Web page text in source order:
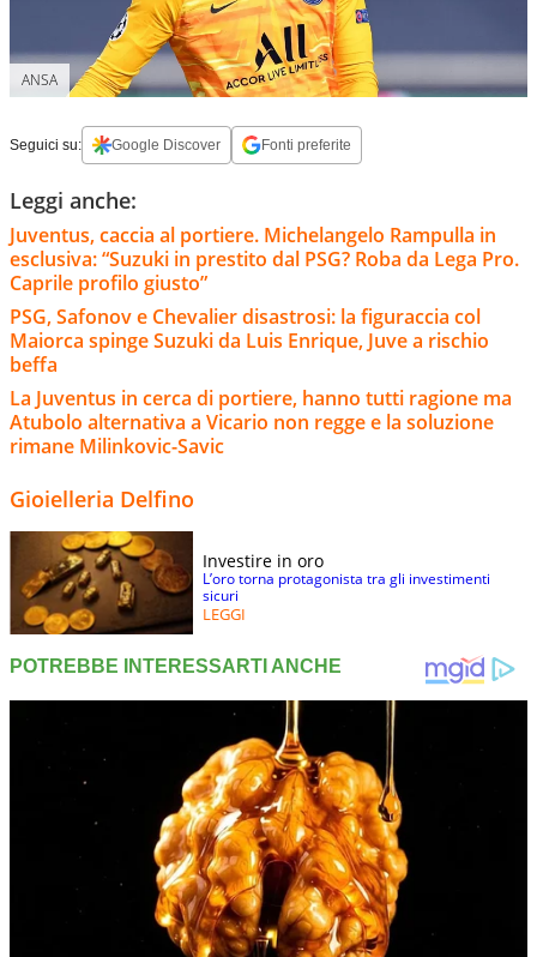
ANSA
Seguici su: Google Discover Fonti preferite
Leggi anche:
Juventus, caccia al portiere. Michelangelo Rampulla in
esclusiva: “Suzuki in prestito dal PSG? Roba da Lega Pro.
Caprile profilo giusto”
PSG, Safonov e Chevalier disastrosi: la figuraccia col
Maiorca spinge Suzuki da Luis Enrique, Juve a rischio
beffa
La Juventus in cerca di portiere, hanno tutti ragione ma
Atubolo alternativa a Vicario non regge e la soluzione
rimane Milinkovic-Savic
Gioielleria Delfino
Investire in oro
L’oro torna protagonista tra gli investimenti
sicuri
LEGGI